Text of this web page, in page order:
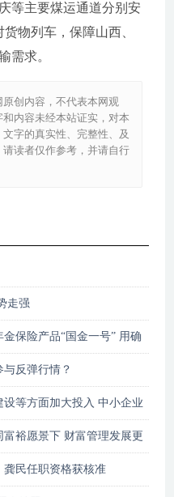
等主要煤运通道分别安
物列车，保障山西、
需求。
创内容，不代表本网观
内容未经本站证实，对本
字的真实性、完整性、及
读者仅作参考，并请自行
走强
保险产品“国金一号” 用确
反弹行情？
等方面加大投入 中小企业
裕愿景下 财富管理发展更
民任职资格获核准